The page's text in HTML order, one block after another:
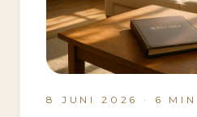
8 JUNI 2026 · 6 MIN